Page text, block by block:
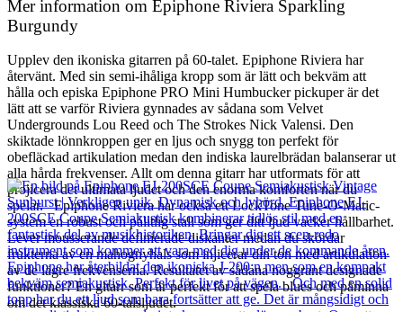
Mer information om Epiphone Riviera Sparkling
Burgundy
Upplev den ikoniska gitarren på 60-talet. Epiphone Riviera har
återvänt. Med sin semi-ihåliga kropp som är lätt och bekväm att
hålla och episka Epiphone PRO Mini Humbucker pickuper är det
lätt att se varför Riviera gynnades av sådana som Velvet
Undergrounds Lou Reed och The Strokes Nick Valensi. Den
skiktade lönnkroppen ger en ljus och snygg ton perfekt för
obefläckad artikulation medan den indiska laurelbrädan balanserar ut
alla hårda frekvenser. Allt om denna gitarr har utformats för att
projicera det ultimata ljudet och den enorma komforten när du
spelar. Epiphone Riviera har också ett LockTone Tune-O-Matic-
system en robust och pålitlig stall som ger ditt ljud vacker hållbarhet.
Lever mousserande definierade diskanter medan du skördar
frukterna av en mahognyhals som injicerar din ton med artikulation
av de lägre frekvenserna. Resultatet av sådana noggrant designade
funktioner? En gitarr som är perfekt för att spela blues och påminna
om det klassiska 60-talsljudet.